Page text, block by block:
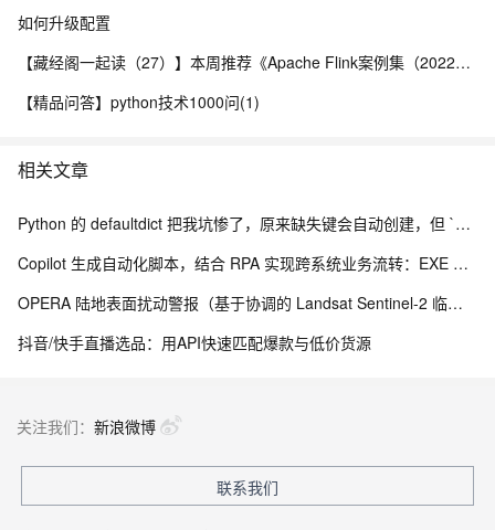
如何升级配置
【藏经阁一起读（27）】本周推荐《Apache Flink案例集（2022版）》，你有哪些心得？
【精品问答】python技术1000问(1)
相关文章
Python 的 defaultdict 把我坑惨了，原来缺失键会自动创建，但 `__missing__` 的副作用让我调试到崩溃
Copilot 生成自动化脚本，结合 RPA 实现跨系统业务流转：EXE 打包与内网离线部署实践
OPERA 陆地表面扰动警报（基于协调的 Landsat Sentinel-2 临时产品，版本 0）
抖音/快手直播选品：用API快速匹配爆款与低价货源
关注我们： 新浪微博
联系我们